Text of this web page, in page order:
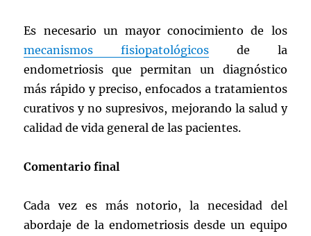
Es necesario un mayor conocimiento de los
mecanismos fisiopatológicos de la
endometriosis que permitan un diagnóstico
más rápido y preciso, enfocados a tratamientos
curativos y no supresivos, mejorando la salud y
calidad de vida general de las pacientes.
Comentario final
Cada vez es más notorio, la necesidad del
abordaje de la endometriosis desde un equipo